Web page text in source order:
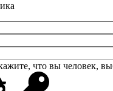
что вы человек,